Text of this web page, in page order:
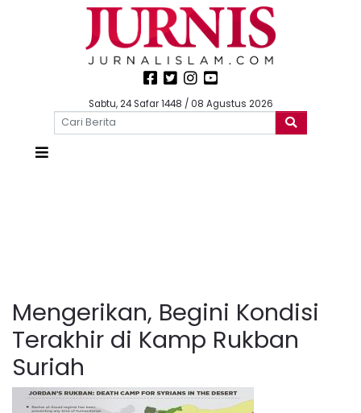
Sabtu, 24 Safar 1448 / 08 Agustus 2026
Mengerikan, Begini Kondisi
Terakhir di Kamp Rukban
Suriah